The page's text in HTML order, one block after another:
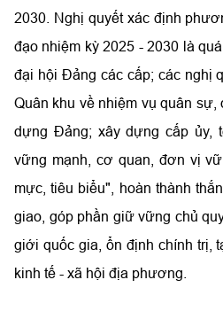
2030. Nghị quyết xác định
đạo nhiệm kỳ 2025 - 2030 là
đại hội Đảng các cấp; các nghị
Quân khu về nhiệm vụ quân sự,
dựng Đảng; xây dựng cấp ủy,
vững mạnh, cơ quan, đơn vị
mực, tiêu biểu", hoàn thành
giao, góp phần giữ vững chủ
giới quốc gia, ổn định chính trị,
kinh tế - xã hội địa phương.